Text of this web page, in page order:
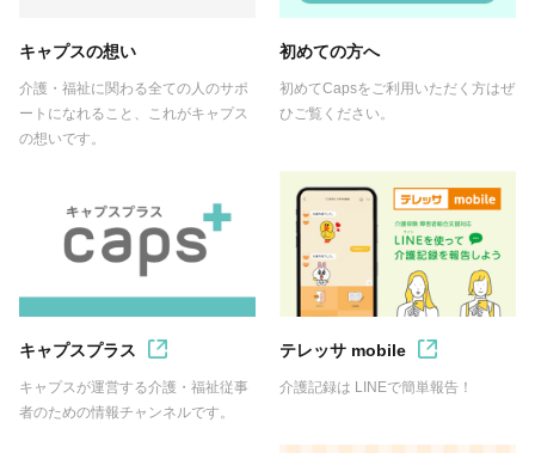
キャプスの想い
介護・福祉に関わる全ての人のサポ
ートになれること、これがキャプス
の想いです。
初めての方へ
初めてCapsをご利用いただく方はぜ
ひご覧ください。
キャプスプラス
キャプスが運営する介護・福祉従事
者のための情報チャンネルです。
テレッサ mobile
介護記録は LINEで簡単報告！